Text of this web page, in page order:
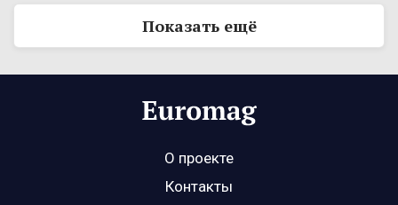
Показать ещё
О проекте
Контакты